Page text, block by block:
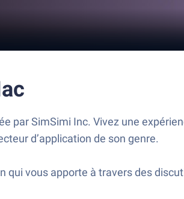
par SimSimi Inc. Vivez une
d’application de son genre.
vous apporte à travers des